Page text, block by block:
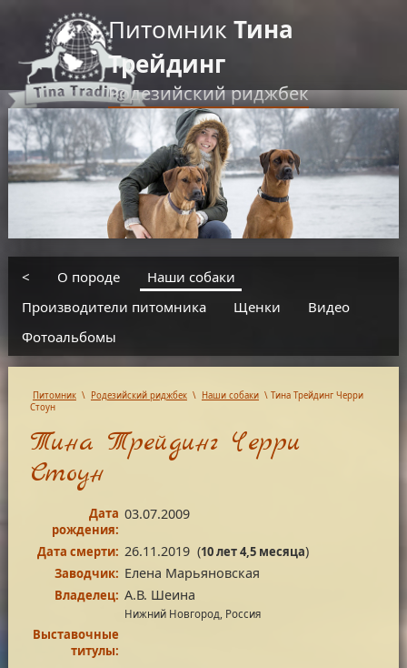
Питомник Тина
Трейдинг
Родезийский риджбек
введите текст для поиска
< О породе
Наши собаки
Производители питомника
Щенки
Видео
Фотоальбомы
Питомник \ Родезийский риджбек \ Наши собаки \ Тина Трейдинг Черри
Стоун
Тина Трейдинг Черри
Стоун
Дата
рождения:
03.07.2009
Дата смерти: 26.11.2019(10 лет 4,5 месяца)
Заводчик: Елена Марьяновская
Владелец: А.В. Шеина
Нижний Новгород, Россия
Выставочные
титулы: